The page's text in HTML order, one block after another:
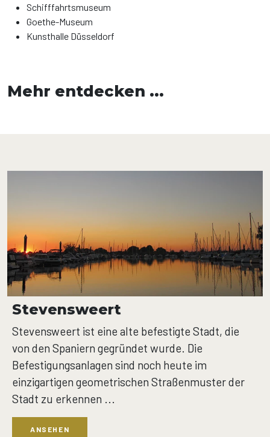
Schifffahrtsmuseum
Goethe-Museum
Kunsthalle Düsseldorf
Mehr entdecken ...
Stevensweert
Stevensweert ist eine alte befestigte Stadt, die
von den Spaniern gegründet wurde. Die
Befestigungsanlagen sind noch heute im
einzigartigen geometrischen Straßenmuster der
Stadt zu erkennen ...
ANSEHEN